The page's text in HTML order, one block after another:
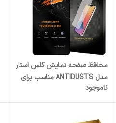
محافظ صفحه نمایش گلس استار
مدل ANTIDUSTS مناسب برای
A54
ناموجود